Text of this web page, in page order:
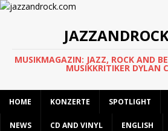
MUSIKMAGAZIN: JAZZ, ROCK AND
MUSIKKRITIKER DYLAN
HOME KONZERTE SPOTLIGHT
NEWS CD AND VINYL ENGLISH